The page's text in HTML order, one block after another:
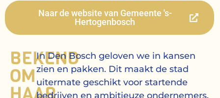
BEKEND
OM
In Den Bosch geloven we in kansen
zien en pakken. Dit maakt de stad
uitermate geschikt voor startende
bedrijven en ambitieuze ondernemers.
Naar de website van Gemeente 's-
Hertogenbosch